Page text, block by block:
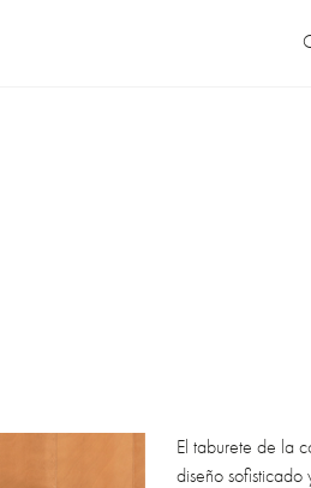
El taburete de la
diseño sofisticado